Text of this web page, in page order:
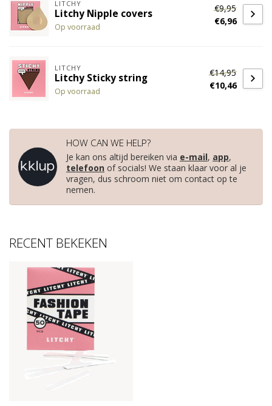
LITCHY
Litchy Nipple covers
Op voorraad
€9,95
€6,96
LITCHY
Litchy Sticky string
Op voorraad
€14,95
€10,46
HOW CAN WE HELP?
Je kan ons altijd bereiken via e-mail, app,
telefoon of socials! We staan klaar voor al je
vragen, dus schroom niet om contact op te
nemen.
RECENT BEKEKEN